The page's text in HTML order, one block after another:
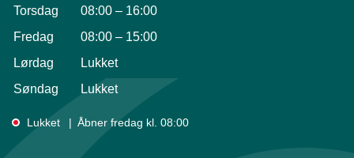
Torsdag
08:00 – 16:00
Fredag
08:00 – 15:00
Lørdag
Lukket
Søndag
Lukket
Lukket Åbner fredag kl. 08:00